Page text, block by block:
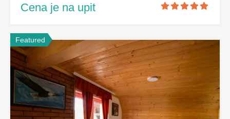
Cena je na upit
Featured